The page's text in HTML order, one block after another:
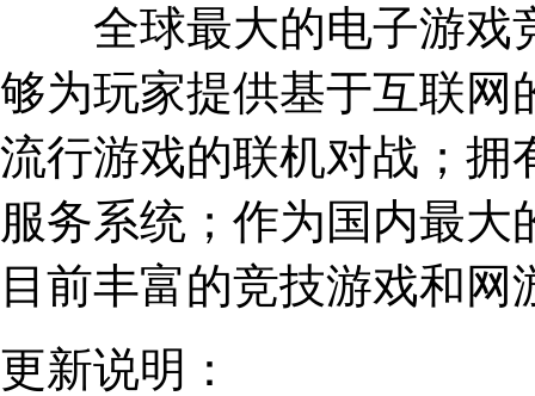
全球最大的电子游戏
够为玩家提供基于互联网
流行游戏的联机对战；拥
服务系统；作为国内最
目前丰富的竞技游戏和网
更新说明：